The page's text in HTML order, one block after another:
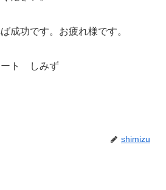
成功です。お疲れ様です。
ト しみず
shimizu